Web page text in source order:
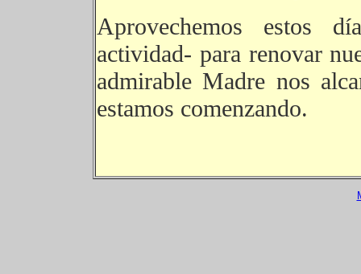
Aprovechemos estos
actividad- para renovar
admirable Madre nos
estamos comenzando.